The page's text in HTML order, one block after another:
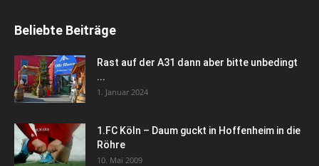
Beliebte Beiträge
Rast auf der A31 dann aber bitte unbedingt
...
1. Januar 2024
1.FC Köln – Daum guckt in Hoffenheim in die
Röhre
10. Mai 2009